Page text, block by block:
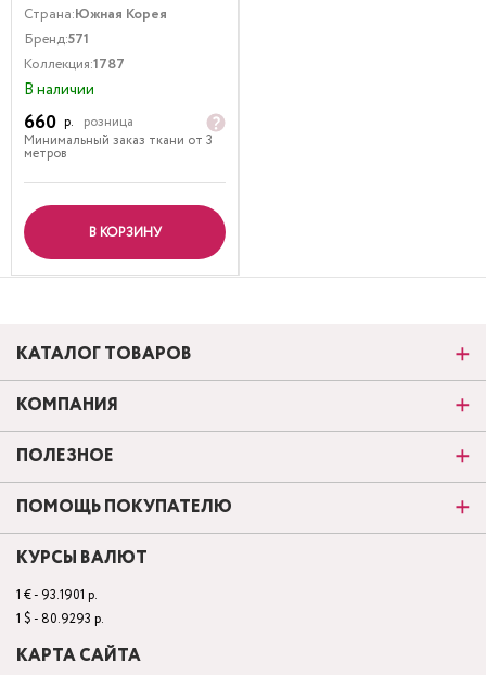
Страна:Южная Корея
Бренд:571
Коллекция:1787
В наличии
660 р.
розница
Минимальный заказ ткани от 3
метров
В КОРЗИНУ
КАТАЛОГ ТОВАРОВ
КОМПАНИЯ
ПОЛЕЗНОЕ
ПОМОЩЬ ПОКУПАТЕЛЮ
КУРСЫ ВАЛЮТ
1 € - 93.1901 р.
1 $ - 80.9293 р.
КАРТА САЙТА